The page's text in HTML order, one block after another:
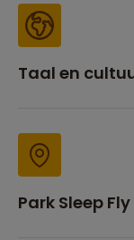
Taal en
Park Sleep Fly